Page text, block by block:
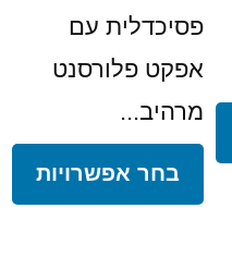
פסיכדלית עם
אפקט פלורסנט
מרהיב...
בחר אפשרויות